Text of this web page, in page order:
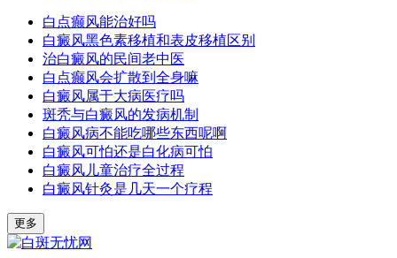
白点癫风能治好吗
白癜风黑色素移植和表皮移植区别
治白癜风的民间老中医
白点癫风会扩散到全身嘛
白癜风属于大病医疗吗
斑秃与白癜风的发病机制
白癜风病不能吃哪些东西呢啊
白癜风可怕还是白化病可怕
白癜风儿童治疗全过程
白癜风针灸是几天一个疗程
更多